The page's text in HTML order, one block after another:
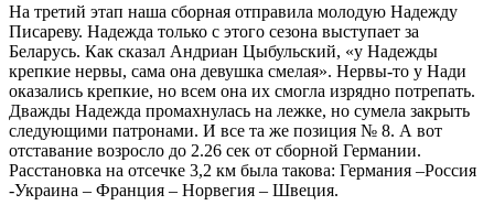
На третий этап наша сборная отправила молодую Надежду
Писареву. Надежда только с этого сезона выступает за
Беларусь. Как сказал Андриан Цыбульский, «у Надежды
крепкие нервы, сама она девушка смелая». Нервы-то у Нади
оказались крепкие, но всем она их смогла изрядно потрепать.
Дважды Надежда промахнулась на лежке, но сумела закрыть
следующими патронами. И все та же позиция № 8. А вот
отставание возросло до 2.26 сек от сборной Германии.
Расстановка на отсечке 3,2 км была такова: Германия –Россия
-Украина – Франция – Норвегия – Швеция.